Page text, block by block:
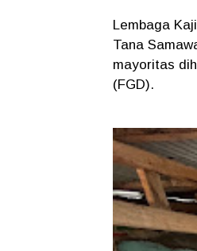
Lembaga
Tana
mayoritas
(FGD).